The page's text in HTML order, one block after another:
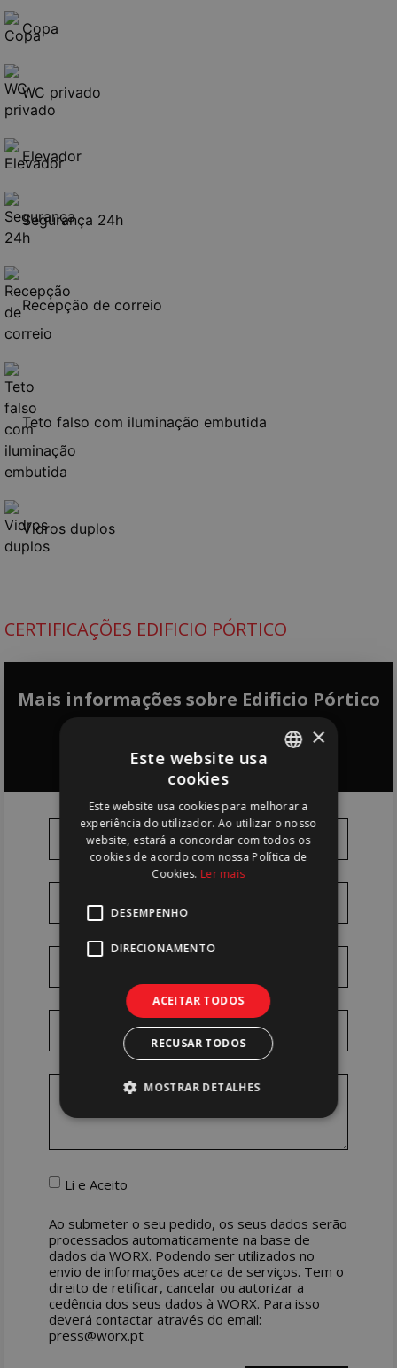
Copa
WC privado
Elevador
Segurança 24h
Recepção de correio
Teto falso com iluminação embutida
Vidros duplos
CERTIFICAÇÕES EDIFICIO PÓRTICO
Mais informações sobre Edificio Pórtico
Entre em contactoconnosco
Li e Aceito
Ao submeter o seu pedido, os seus dados serão
processados automaticamente na base de
dados da WORX. Podendo ser utilizados no
envio de informações acerca de serviços. Tem o
direito de retificar, cancelar ou autorizar a
cedência dos seus dados à WORX. Para isso
deverá contactar através do email:
press@worx.pt
ENGLISH
×
Este website usa
cookies
Este website usa cookies para melhorar a
experiência do utilizador. Ao utilizar o nosso
website, estará a concordar com todos os
cookies de acordo com nossa Política de
Cookies. Ler mais
DESEMPENHO
DIRECIONAMENTO
ACEITAR TODOS
RECUSAR TODOS
MOSTRAR DETALHES